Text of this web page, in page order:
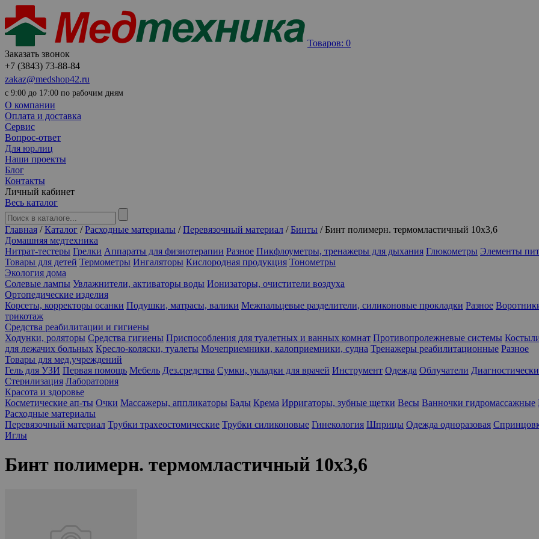
Товаров: 0
Заказать звонок
+7 (3843) 73-88-84
zakaz@medshop42.ru
с 9:00 до 17:00 по рабочим дням
О компании
Оплата и доставка
Сервис
Вопрос-ответ
Для юр.лиц
Наши проекты
Блог
Контакты
Личный кабинет
Весь каталог
Главная /Каталог /Расходные материалы /Перевязочный материал /Бинты /Бинт полимерн. термомластичный 10х3,6
Домашняя медтехника
Нитрат-тестеры Грелки Аппараты для физиотерапии Разное Пикфлоуметры, тренажеры для дыхания Глюкометры Элементы
Товары для детей Термометры Ингаляторы Кислородная продукция Тонометры
Экология дома
Солевые лампы Увлажнители, активаторы воды Ионизаторы, очистители воздуха
Ортопедические изделия
Корсеты, корректоры осанки Подушки, матрасы, валики Межпальцевые разделители, силиконовые прокладки Разное
трикотаж
Средства реабилитации и гигиены
Ходунки, роляторы Средства гигиены Приспособления для туалетных и ванных комнат Противопролежневые системы
для лежачих больных Кресло-коляски, туалеты Мочеприемники, калоприемники, судна Тренажеры реабилитационные Разное
Товары для мед.учреждений
Гель для УЗИ Первая помощь Мебель Дез.средства Сумки, укладки для врачей Инструмент Одежда Облучатели
Стерилизация Лаборатория
Красота и здоровье
Косметические ап-ты Очки Массажеры, аппликаторы Бады Крема Ирригаторы, зубные щетки Весы Ванночки гидромассажные
Расходные материалы
Перевязочный материал Трубки трахеостомические Трубки силиконовые Гинекология Шприцы Одежда одноразовая
Иглы
Бинт полимерн. термомластичный 10х3,6